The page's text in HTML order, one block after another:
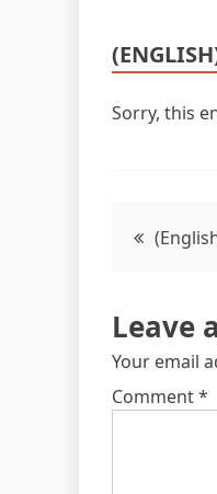
Sorry, this
Post
Leave
Your email
Comment*